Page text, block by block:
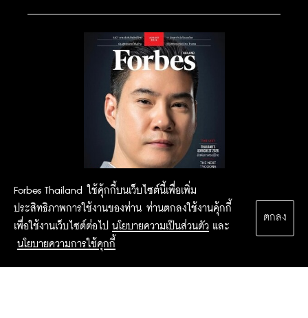
Forbes Thailand ใช้คุ้กกี้บนเว็บไซต์นี้เพื่อเพิ่ม
ประสิทธิภาพการใช้งานของท่าน ท่านตกลงใช้งานคุ้กกี้
เพื่อใช้งานเว็บไซต์ต่อไป นโยบายความเป็นส่วนตัว และ
นโยบายความการใช้คุกกี้
ตกลง
2015 Forbesthailand.com ALL RIGHTS RESERVED